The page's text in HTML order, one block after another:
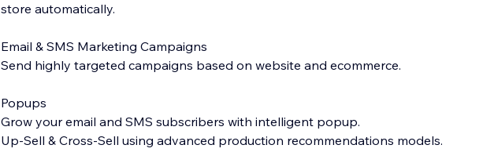
store automatically.
Email & SMS Marketing Campaigns
Send highly targeted campaigns based on website and ecommerce.
Popups
Grow your email and SMS subscribers with intelligent popup.
Up-Sell & Cross-Sell using advanced production recommendations models.